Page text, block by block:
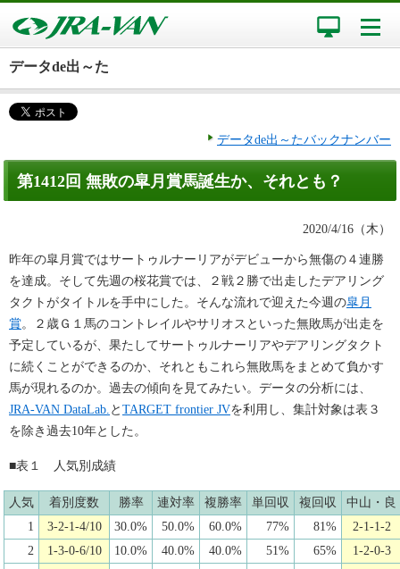
データde出～た
データde出～たバックナンバー
第1412回 無敗の皐月賞馬誕生か、それとも？
2020/4/16（木）
昨年の皐月賞ではサートゥルナーリアがデビューから無傷の４連勝
を達成。そして先週の桜花賞では、２戦２勝で出走したデアリング
タクトがタイトルを手中にした。そんな流れで迎えた今週の皐月
賞。２歳Ｇ１馬のコントレイルやサリオスといった無敗馬が出走を
予定しているが、果たしてサートゥルナーリアやデアリングタクト
に続くことができるのか、それともこれら無敗馬をまとめて負かす
馬が現れるのか。過去の傾向を見てみたい。データの分析には、
JRA-VAN DataLab. と TARGET frontier JVを利用し、集計対象は表３
を除き過去10年とした。
■表１ 人気別成績
人気 着別度数 勝率 連対率 複勝率 単回収 複回収
中山・良
1
3-2-1-4/10 30.0% 50.0% 60.0% 77% 81%
2-1-1-2
2
1-3-0-6/10 10.0% 40.0% 40.0% 51% 65%
1-2-0-3